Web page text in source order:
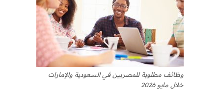
وظائف مطلوبة للمصريين في السعودية والإمارات
خلال مايو 2026